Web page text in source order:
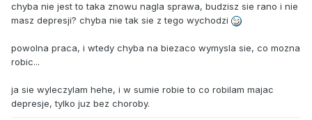
chyba nie jest to taka znowu nagla sprawa, budzisz sie rano i nie
masz depresji? chyba nie tak sie z tego wychodzi
powolna praca, i wtedy chyba na biezaco wymysla sie, co mozna
robic...
ja sie wyleczylam hehe, i w sumie robie to co robilam majac
depresje, tylko juz bez choroby.